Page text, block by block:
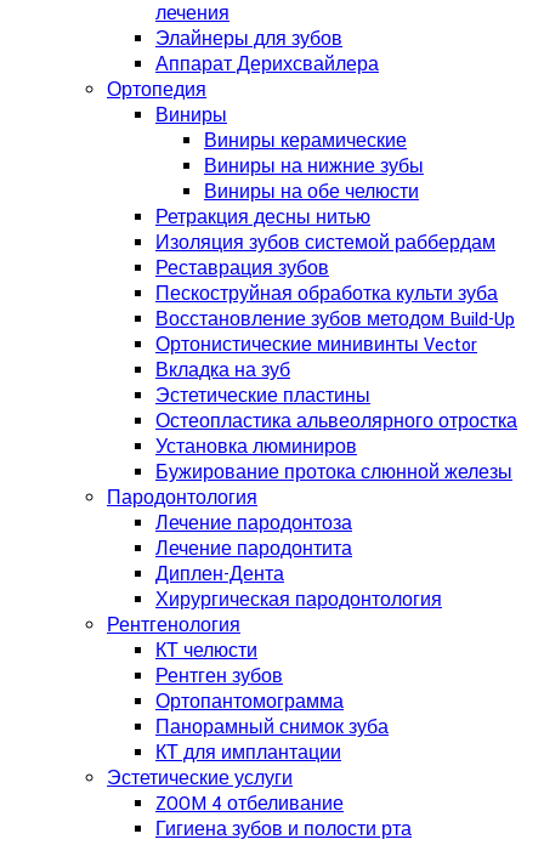
лечения
Элайнеры для зубов
Аппарат Дерихсвайлера
Ортопедия
Виниры
Виниры керамические
Виниры на нижние зубы
Виниры на обе челюсти
Ретракция десны нитью
Изоляция зубов системой раббердам
Реставрация зубов
Пескоструйная обработка культи зуба
Восстановление зубов методом Build-Up
Ортонистические минивинты Vector
Вкладка на зуб
Эстетические пластины
Остеопластика альвеолярного отростка
Установка люминиров
Бужирование протока слюнной железы
Пародонтология
Лечение пародонтоза
Лечение пародонтита
Диплен-Дента
Хирургическая пародонтология
Рентгенология
КТ челюсти
Рентген зубов
Ортопантомограмма
Панорамный снимок зуба
КТ для имплантации
Эстетические услуги
ZOOM 4 отбеливание
Гигиена зубов и полости рта